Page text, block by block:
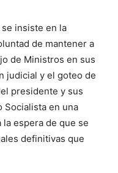
insiste en la
de mantener a
de Ministros en sus
judicial y el goteo de
presidente y sus
Socialista en una
espera de que se
definitivas que